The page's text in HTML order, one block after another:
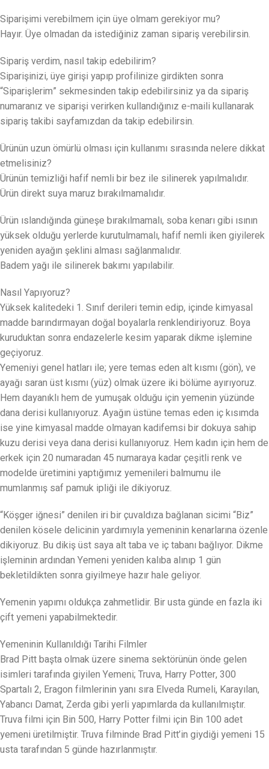
Siparişimi verebilmem için üye olmam gerekiyor mu?
Hayır. Üye olmadan da istediğiniz zaman sipariş verebilirsin.
Sipariş verdim, nasıl takip edebilirim?
Siparişinizi, üye girişi yapıp profilinize girdikten sonra
“Siparişlerim” sekmesinden takip edebilirsiniz ya da sipariş
numaranız ve siparişi verirken kullandığınız e-maili kullanarak
sipariş takibi sayfamızdan da takip edebilirsin.
Ürünün uzun ömürlü olması için kullanımı sırasında nelere dikkat
etmelisiniz?
Ürünün temizliği hafif nemli bir bez ile silinerek yapılmalıdır.
Ürün direkt suya maruz bırakılmamalıdır.
Ürün ıslandığında güneşe bırakılmamalı, soba kenarı gibi ısının
yüksek olduğu yerlerde kurutulmamalı, hafif nemli iken giyilerek
yeniden ayağın şeklini alması sağlanmalıdır.
Badem yağı ile silinerek bakımı yapılabilir.
Nasıl Yapıyoruz?
Yüksek kalitedeki 1. Sınıf derileri temin edip, içinde kimyasal
madde barındırmayan doğal boyalarla renklendiriyoruz. Boya
kuruduktan sonra endazelerle kesim yaparak dikme işlemine
geçiyoruz.
Yemeniyi genel hatları ile; yere temas eden alt kısmı (gön), ve
ayağı saran üst kısmı (yüz) olmak üzere iki bölüme ayırıyoruz.
Hem dayanıklı hem de yumuşak olduğu için yemenin yüzünde
dana derisi kullanıyoruz. Ayağın üstüne temas eden iç kısımda
ise yine kimyasal madde olmayan kadifemsi bir dokuya sahip
kuzu derisi veya dana derisi kullanıyoruz. Hem kadın için hem de
erkek için 20 numaradan 45 numaraya kadar çeşitli renk ve
modelde üretimini yaptığımız yemenileri balmumu ile
mumlanmış saf pamuk ipliği ile dikiyoruz.
“Köşger iğnesi” denilen iri bir çuvaldıza bağlanan sicimi “Biz”
denilen kösele delicinin yardımıyla yemeninin kenarlarına özenle
dikiyoruz. Bu dikiş üst saya alt taba ve iç tabanı bağlıyor. Dikme
işleminin ardından Yemeni yeniden kalıba alınıp 1 gün
bekletildikten sonra giyilmeye hazır hale geliyor.
Yemenin yapımı oldukça zahmetlidir. Bir usta günde en fazla iki
çift yemeni yapabilmektedir.
Yemeninin Kullanıldığı Tarihi Filmler
Brad Pitt başta olmak üzere sinema sektörünün önde gelen
isimleri tarafında giyilen Yemeni; Truva, Harry Potter, 300
Spartalı 2, Eragon filmlerinin yanı sıra Elveda Rumeli, Karayılan,
Yabancı Damat, Zerda gibi yerli yapımlarda da kullanılmıştır.
Truva filmi için Bin 500, Harry Potter filmi için Bin 100 adet
yemeni üretilmiştir. Truva filminde Brad Pitt’in giydiği yemeni 15
usta tarafından 5 günde hazırlanmıştır.